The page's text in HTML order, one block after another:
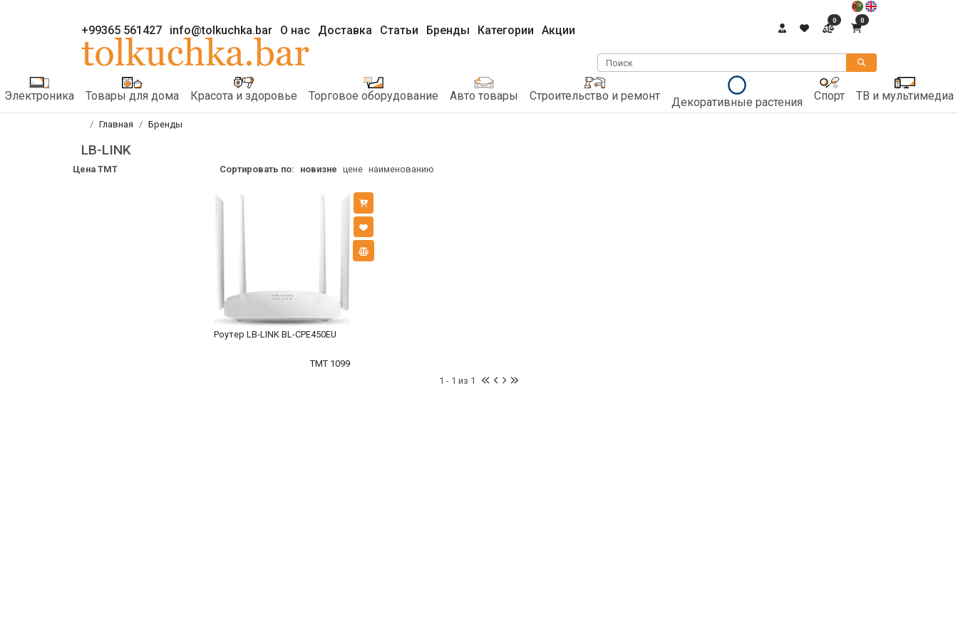
+99365 561427 info@tolkuchka.bar О нас Доставка Статьи Бренды Категории Акции
0 0
Поиск
Электроника Товары для дома Красота и здоровье Торговое оборудование Авто товары Строительство и ремонт Декоративные растения Спорт ТВ и мультимедиа
Главная Бренды
LB-LINK
Цена TMT Сортировать по: новизне цене наименованию
Роутер LB-LINK BL-CPE450EU
TMT 1099
1 - 1 из 1